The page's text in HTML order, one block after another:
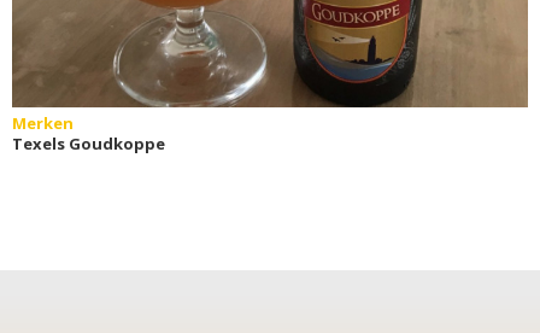
Merken
Texels Goudkoppe